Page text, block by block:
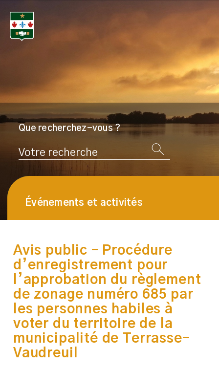
Avis public – Procédure
d’enregistrement pour
l’approbation du règlement
de zonage numéro 685 par
les personnes habiles à
voter du territoire de la
municipalité de Terrasse-
Vaudreuil
Que recherchez-vous ?
Rechercher
Événements et activités